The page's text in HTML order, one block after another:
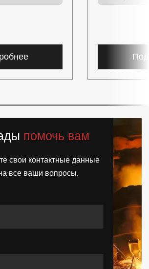
помочь вам
свои контактные данные
все ваши вопросы.